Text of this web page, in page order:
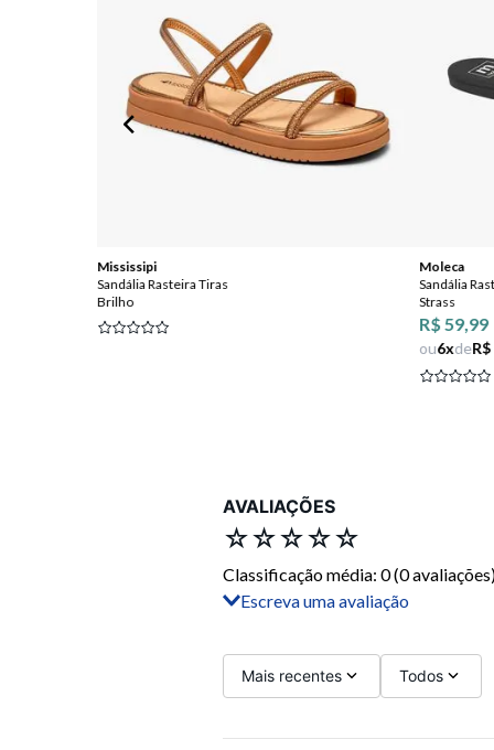
Mississipi
Sandália Rasteira Tiras
Brilho
Moleca
Sandália
Strass
R$ 59,99
ou6xdeR$
AVALIAÇÕES
☆☆☆☆☆
Classificação média: 0(0
Escreva uma avaliação
Título
Avalie o produto de 1 a 5 estrelas
Mais recentes Todos